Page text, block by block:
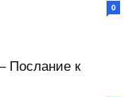
0
Послание к